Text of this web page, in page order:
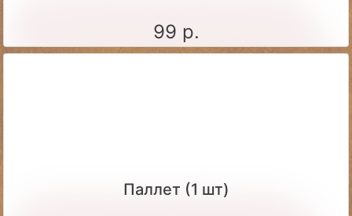
99 р.
Паллет (1 шт)